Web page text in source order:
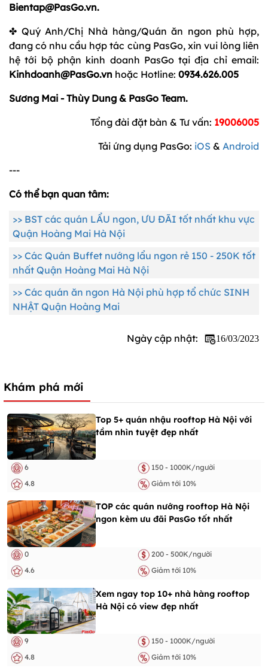
Bientap@PasGo.vn.
✤ Quý Anh/Chị Nhà hàng/Quán ăn ngon phù hợp,
đang có nhu cầu hợp tác cùng PasGo, xin vui lòng liên
hệ tới bộ phận kinh doanh PasGo tại địa chỉ email:
Kinhdoanh@PasGo.vn hoặc Hotline: 0934.626.005
Sương Mai - Thùy Dung & PasGo Team.
Tổng đài đặt bàn & Tư vấn: 19006005
Tải ứng dụng PasGo: iOS & Android
---
Có thể bạn quan tâm:
>> BST các quán LẨU ngon, ƯU ĐÃI tốt nhất khu vực
Quận Hoàng Mai Hà Nội
>> Các Quán Buffet nướng lẩu ngon rẻ 150 - 250K tốt
nhất Quận Hoàng Mai Hà Nội
>> Các quán ăn ngon Hà Nội phù hợp tổ chức SINH
NHẬT Quận Hoàng Mai
Ngày cập nhật: 16/03/2023
Khám phá mới
Top 5+ quán nhậu rooftop Hà Nội với
tầm nhìn tuyệt đẹp nhất
6
150 - 1000K/người
4.8
Giảm tới 10%
TOP các quán nướng rooftop Hà Nội
ngon kèm ưu đãi PasGo tốt nhất
0
200 - 500K/người
4.6
Giảm tới 10%
Xem ngay top 10+ nhà hàng rooftop
Hà Nội có view đẹp nhất
9
150 - 1000K/người
4.8
Giảm tới 10%